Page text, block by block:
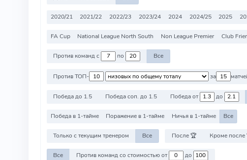
2020/21 2021/22 2022/23 2023/24 2024 2024/25 2025
FA Cup National League North South Non League Premier Club
Против команд с по Все
Против ТОП- за
Победа до 1.5 Победа соп. до 1.5 Победа от до
Победа в 1-тайме Поражение в 1-тайме Ничья в 1-тайме Все
Только с текущим тренером Все После 🏆 Кроме после
Все Против команд со стоимостью от до